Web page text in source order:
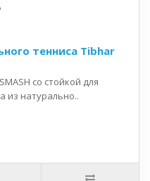
тенниса Tibhar
со стойкой для
из натурально..